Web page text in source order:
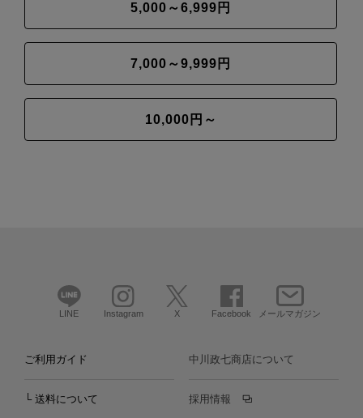
5,000～6,999円
7,000～9,999円
10,000円～
LINE Instagram X Facebook メールマガジン
ご利用ガイド
└ 送料について
中川政七商店について
採用情報